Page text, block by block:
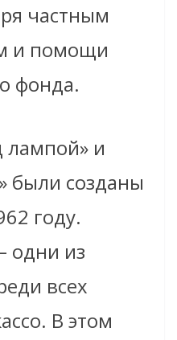
частным
и помощи
фонда.
и
были созданы
году.
одни из
всех
В этом